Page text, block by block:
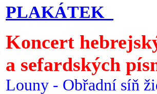
PLAKÁTEK
Koncert
a sefardských
Louny - Obřadní síň